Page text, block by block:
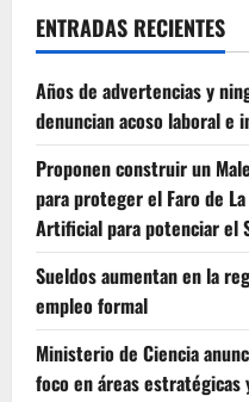
ENTRADAS RECIENTES
Años de advertencias y
denuncian acoso laboral e
Proponen construir un
para proteger el Faro de
Artificial para potenciar el
Sueldos aumentan en la
empleo formal
Ministerio de Ciencia
foco en áreas estratégicas